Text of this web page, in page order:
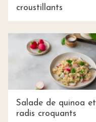
croustillants
Salade de quinoa et
radis croquants